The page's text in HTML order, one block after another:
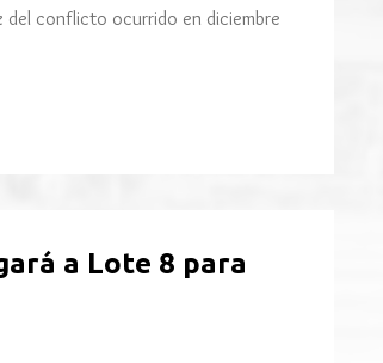
del conflicto ocurrido en diciembre
a Lote 8 para